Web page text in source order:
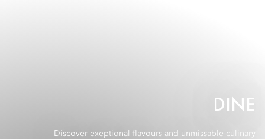
DINE
Discover exeptional flavours and unmissable culinary